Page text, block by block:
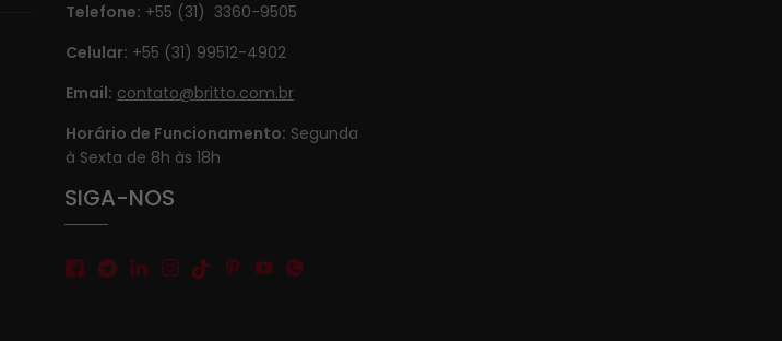
Telefone: +55 (31) 3360-9505
Celular: +55 (31) 99512-4902‬
Email: contato@britto.com.br
Horário de Funcionamento: Segunda
à Sexta de 8h às 18h
SIGA-NOS